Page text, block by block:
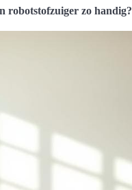
robotstofzuiger zo handig?